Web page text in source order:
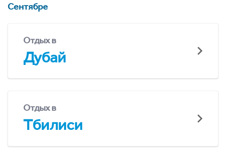
Сентябре
Отдых в
Дубай
Отдых в
Тбилиси